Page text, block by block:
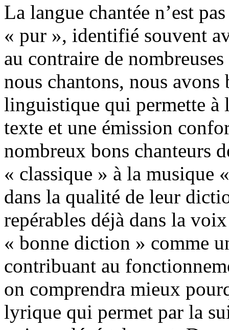
La langue chantée n’est
« pur », identifié souvent
au contraire de
nous chantons, nous avons
linguistique qui permette à
texte et une émission
nombreux bons chanteurs
« classique » à la musique
dans la qualité de leur
repérables déjà dans la
« bonne diction » comme
contribuant au
on comprendra mieux
lyrique qui permet par la